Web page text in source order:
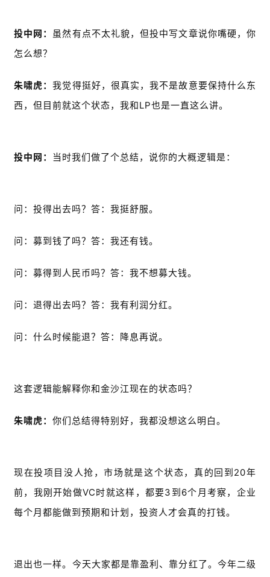
投中网： 虽然有点不太礼貌，但投中写文章说你嘴硬，你
怎么想？
朱啸虎：我觉得挺好，很真实，我不是故意要保持什么东
西，但目前就这个状态，我和LP也是一直这么讲。
投中网： 当时我们做了个总结，说你的大概逻辑是：
问：投得出去吗？答：我挺舒服。
问：募到钱了吗？答：我还有钱。
问：募得到人民币吗？答：我不想募大钱。
问：退得出去吗？答：我有利润分红。
问：什么时候能退？答：降息再说。
这套逻辑能解释你和金沙江现在的状态吗？
朱啸虎： 你们总结得特别好，我都没想这么明白。
现在投项目没人抢，市场就是这个状态，真的回到20年
前，我刚开始做VC时就这样，都要3到6个月考察，企业
每个月都能做到预期和计划，投资人才会真的打钱。
退出也一样。今天大家都是靠盈利、靠分红了。今年二级